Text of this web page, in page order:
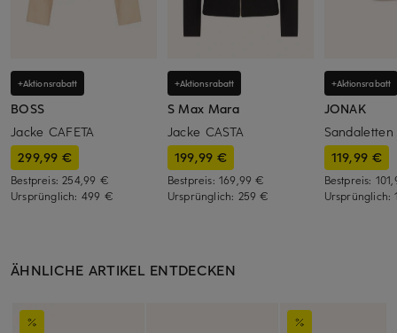
+Aktionsrabatt
BOSS
Jacke CAFETA
299,99 €
Bestpreis:254,99 €
Ursprünglich: 499 €
+Aktionsrabatt
S Max Mara
Jacke CASTA
199,99 €
Bestpreis: 169,99 €
Ursprünglich: 259 €
+Aktionsrabatt
JONAK
Sandaletten
119,99 €
Bestpreis:
Ursprünglich:
ÄHNLICHE ARTIKEL ENTDECKEN